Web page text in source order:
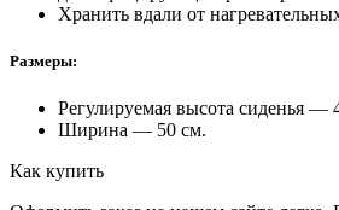
Хранить вдали от
Размеры:
Регулируемая высота сиденья —
Ширина — 50 см.
Как купить